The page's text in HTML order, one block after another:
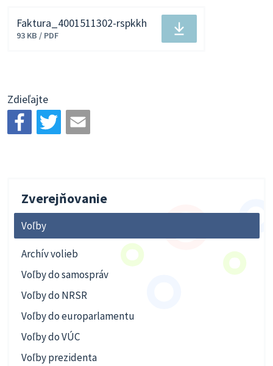
Stiahnuť
Faktura_4001511302-rspkkh
93 KB / PDF
Zdieľajte
Zverejňovanie
Voľby
Archív volieb
Voľby do samospráv
Voľby do NRSR
Voľby do europarlamentu
Voľby do VÚC
Voľby prezidenta